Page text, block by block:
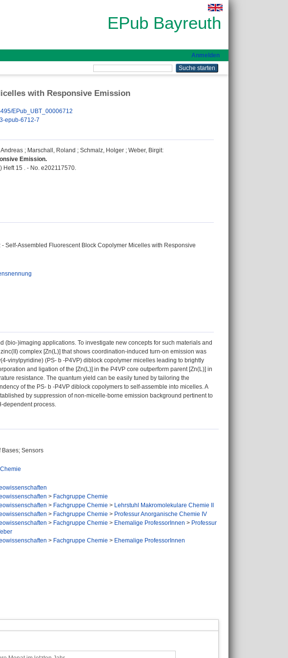
EPub Bayreuth
Anmelden
with Responsive Emission
EPub_UBT_00006712
epub-6712-7
; Marschall, Roland ; Schmalz, Holger ; Weber, Birgit:
Emission.
15 . - No. e202117570.
Self‐Assembled Fluorescent Block Copolymer Micelles with Responsive
)imaging applications. To investigate new concepts for such materials and
complex [Zn(L)] that shows coordination-induced turn-on emission was
vinylpyridine) (PS- b -P4VP) diblock copolymer micelles leading to brightly
and ligation of the [Zn(L)] in the P4VP core outperform parent [Zn(L)] in
resistance. The quantum yield can be easily tuned by tailoring the
of the PS- b -P4VP diblock copolymers to self-assemble into micelles. A
by suppression of non-micelle-borne emission background pertinent to
process.
Bases; Sensors
> Fachgruppe Chemie
> Fachgruppe Chemie > Lehrstuhl Makromolekulare Chemie II
> Fachgruppe Chemie > Professur Anorganische Chemie IV
> Fachgruppe Chemie > Ehemalige ProfessorInnen > Professur
> Fachgruppe Chemie > Ehemalige ProfessorInnen